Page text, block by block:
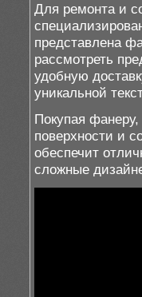
Для ремонта и
представлена
рассмотреть
удобную
уникальной
Покупая
поверхности и
обеспечит
сложные